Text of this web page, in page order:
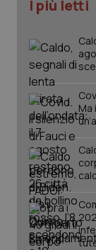
I più letti
Ma
_ga